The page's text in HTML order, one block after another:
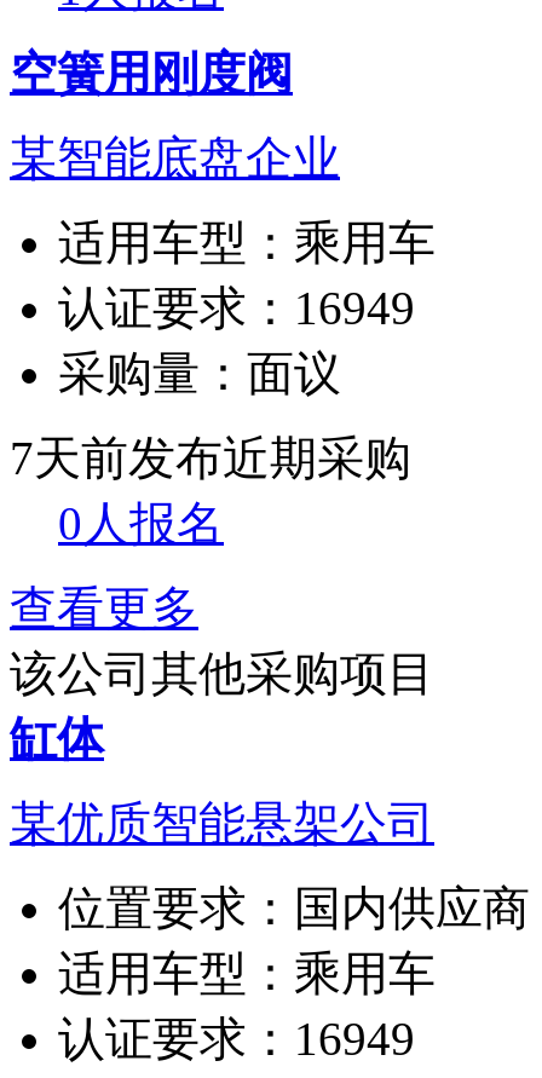
空簧用刚度阀
某智能底盘企业
适用车型： 乘用车
认证要求： 16949
采购量： 面议
7天前发布近期采购
0人报名
查看更多
该公司其他采购项目
缸体
某优质智能悬架公司
位置要求： 国内供应商
适用车型： 乘用车
认证要求： 16949